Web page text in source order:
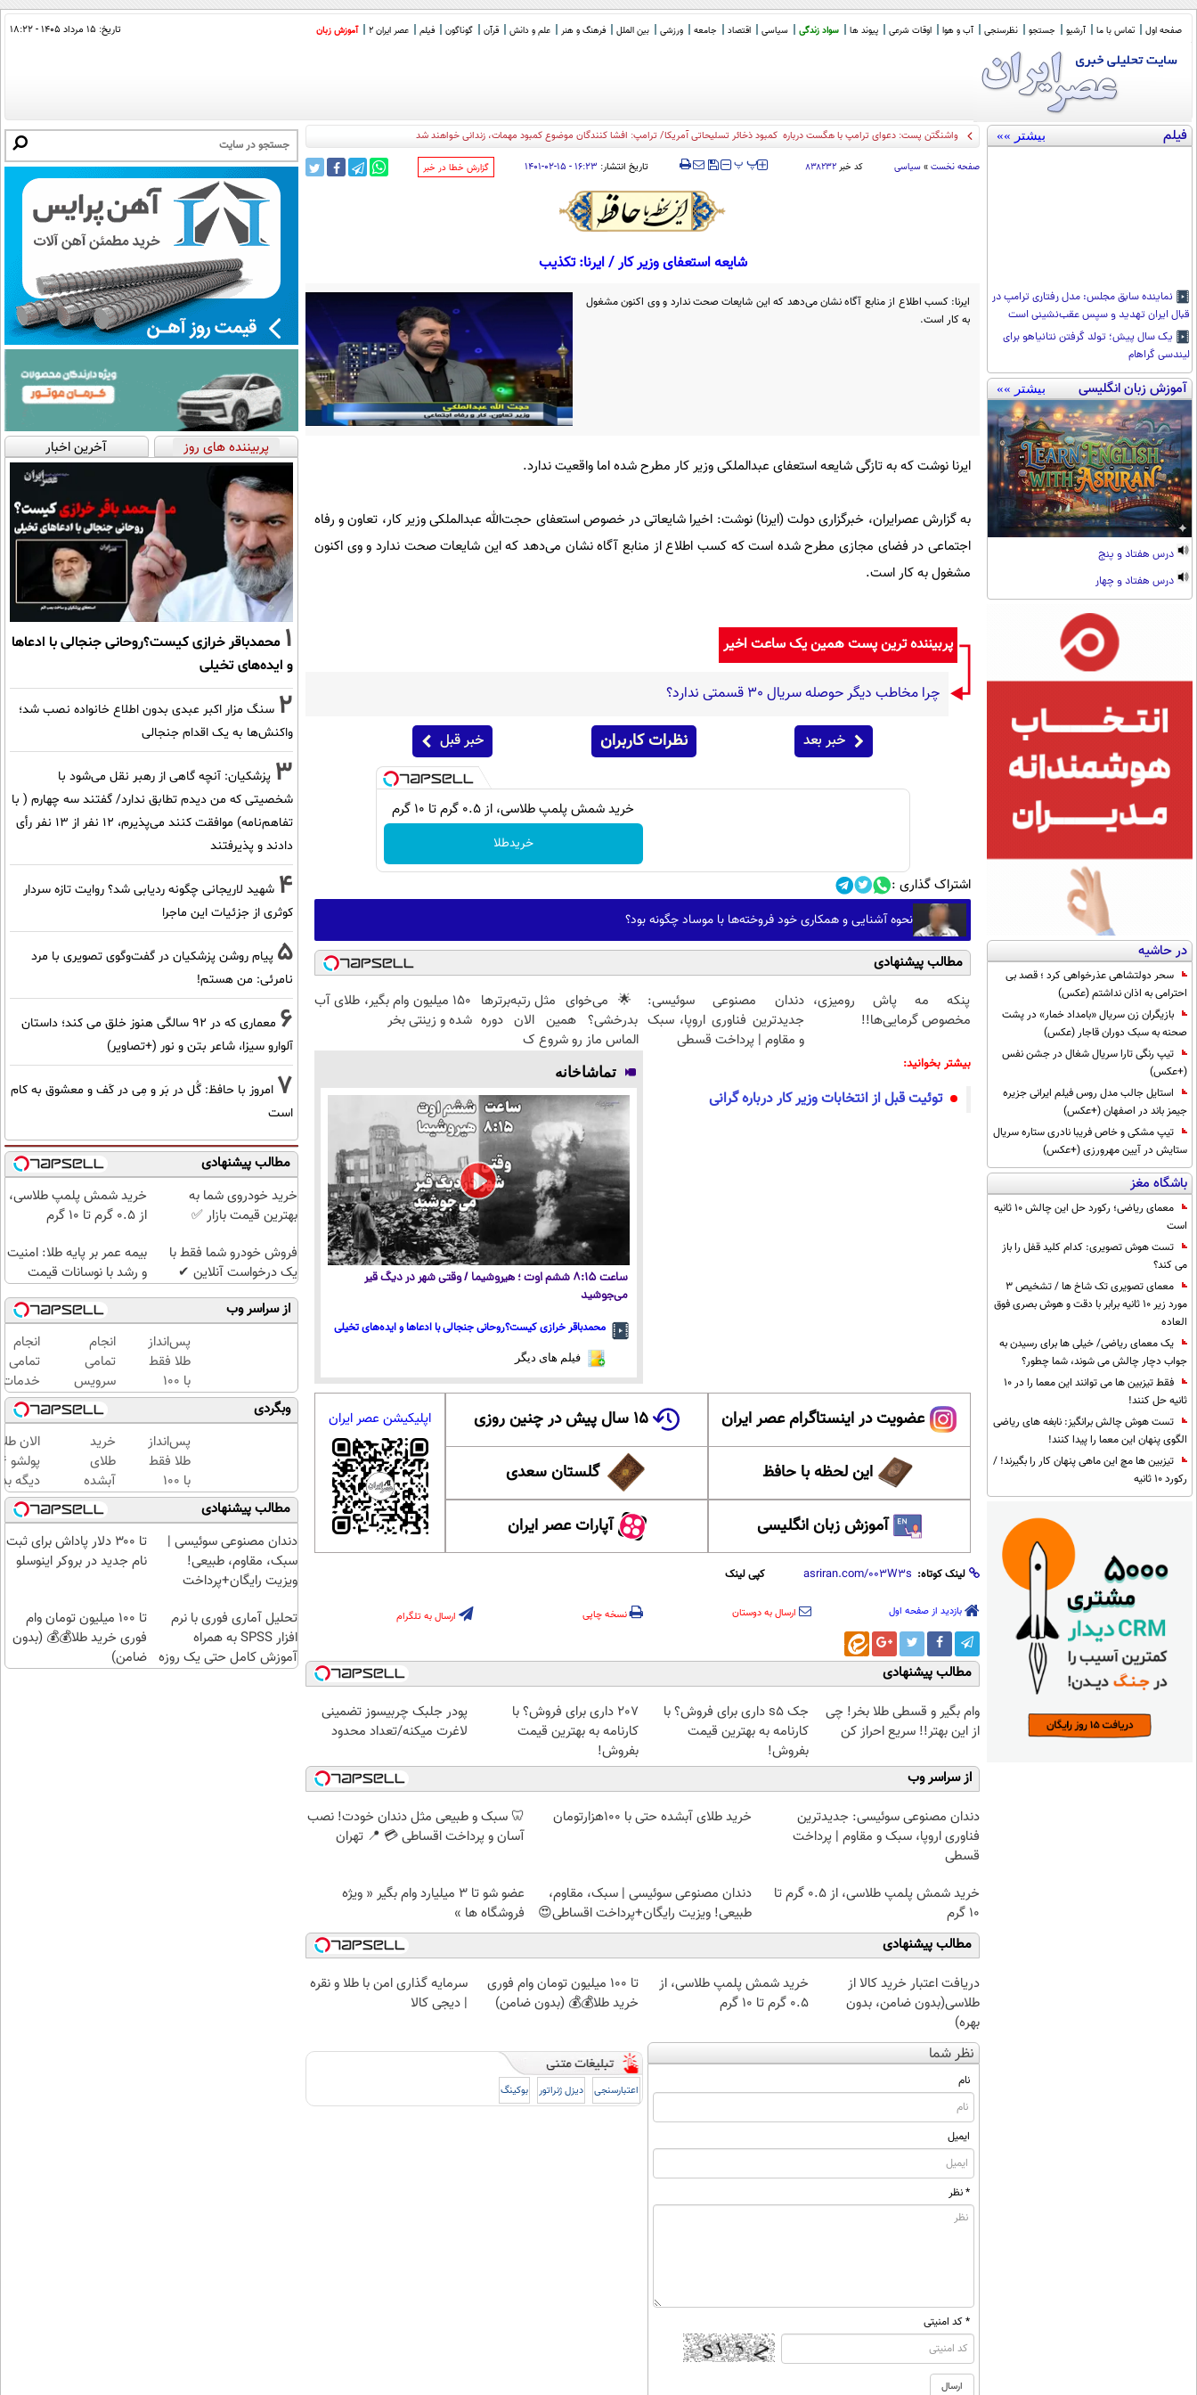
صفحه اول تماس با ما آرشیو جستجو نظرسنجی آب و هوا اوقات شرعی پیوند ها سواد زندگی سیاسی اقتصاد جامعه ورزشی بین الملل فرهنگ و هنر علم و دانش قرآن گوناگون فیلم عصر ایران 2 آموزش زبان تاریخ: ۱۵ مرداد ۱۴۰۵ - ۱۸:۲۲
فیلم بیشتر »»
نماینده سابق مجلس: مدل رفتاری ترامپ در
قبال ایران تهدید و سپس عقب‌نشینی است
یک سال پیش؛ تولد گرفتن نتانیاهو برای
لیندسی گراهام
آموزش زبان انگلیسی بیشتر »»
درس هفتاد و پنج
درس هفتاد و چهار
در حاشیه
سحر دولتشاهی عذرخواهی کرد ؛ قصد بی
احترامی به اذان نداشتم (عکس)
بازیگران زن سریال «بامداد خمار» در پشت
صحنه به سبک دوران قاجار (عکس)
تیپ رنگی تارا سریال شغال در جشن نفس
(+عکس)
استایل جالب مدل روس فیلم ایرانی جزیره
جیمز باند در اصفهان (+عکس)
تیپ مشکی و خاص فریبا نادری ستاره سریال
ستایش در آیین مهرورزی (+عکس)
باشگاه مغز
معمای ریاضی؛ رکورد حل این چالش 10 ثانیه
است
تست هوش تصویری: کدام کلید قفل را باز
می کند؟
معمای تصویری تک شاخ ها / تشخیص 3
مورد زیر 10 ثانیه برابر با دقت و هوش بصری فوق
العاده
یک معمای ریاضی/ خیلی ها برای رسیدن به
جواب دچار چالش می شوند، شما چطور؟
فقط تیزبین ها می توانند این معما را در 10
ثانیه حل کنند!
تست هوش چالش برانگیز: نابغه های ریاضی
الگوی پنهان این معما را پیدا کنند!
تیزبین ها مچ این ماهی پنهان کار را بگیرند! /
رکورد 10 ثانیه
واشنگتن پست: دعوای ترامپ با هگست درباره کمبود ذخائر تسلیحاتی آمریکا/ ترامپ: افشا کنندگان موضوع کمبود مهمات، زندانی خواهند شد
صفحه نخست » سیاسی کد خبر۸۳۸۲۳۲ ‍‍‍ پپ تاریخ انتشار: ۱۶:۲۳ - ۱۵-۰۲-۱۴۰۱ ‌گزارش خطا در خبر
شایعه استعفای وزیر کار / ایرنا: تکذیب
ایرنا: کسب اطلاع از منابع آگاه نشان می‌دهد که این شایعات صحت ندارد و وی اکنون مشغول
به کار است.
ایرنا نوشت که به تازگی شایعه استعفای عبدالملکی وزیر کار مطرح شده اما واقعیت ندارد.
به گزارش عصرایران، خبرگزاری دولت (ایرنا) نوشت: اخیرا شایعاتی در خصوص استعفای حجت‌الله عبدالملکی وزیر کار، تعاون و رفاه
اجتماعی در فضای مجازی مطرح شده است که کسب اطلاع از منابع آگاه نشان می‌دهد که این شایعات صحت ندارد و وی اکنون
مشغول به کار است.
پربیننده ترین پست همین یک ساعت اخیر
چرا مخاطب دیگر حوصله سریال 30 قسمتی ندارد؟
خبر بعد نظرات کاربران خبر قبل
خرید شمش پلمپ طلاسی، از ۰.۵ گرم تا ۱۰ گرم
خریدطلا
اشتراک گذاری :
نحوه آشنایی و همکاری خود فروخته‌ها با موساد چگونه بود؟
مطالب پیشنهادی
پنکه مه پاش رومیزی،
مخصوص گرمایی‌ها!!
دندان مصنوعی سوئیسی:
جدیدترین فناوری اروپا، سبک
و مقاوم | پرداخت قسطی
🌟 می‌خوای مثل رتبه‌برترها
بدرخشی؟ همین الان دوره
الماس ماز رو شروع ک
150 میلیون وام بگیر، طلای آب
شده و زینتی بخر
بیشتر بخوانید:
توئیت قبل از انتخابات وزیر کار درباره گرانی
تماشاخانه
ساعت ۸:۱۵ ششم اوت ؛ هیروشیما / وقتی شهر در دیگ قیر
می‌جوشید
محمدباقر خرازی کیست؟روحانی جنجالی با ادعاها و ایده‌های تخیلی
فیلم های دیگر
عضویت در اینستاگرام عصر ایران ۱۵ سال پیش در چنین روزی
این لحظه با حافظ گلستان سعدی
آموزش زبان انگلیسی آپارات عصر ایران
اپلیکیشن عصر ایران
لینک کوتاه: کپی لینک
بازدید از صفحه اول ارسال به دوستان نسخه چاپی ارسال به تلگرام
مطالب پیشنهادی
وام بگیر و قسطی طلا بخر! چی
از این بهتر!! سریع احراز کن
جک s5 داری برای فروش؟ با
کارنامه به بهترین قیمت
بفروش!
207 داری برای فروش؟ با
کارنامه به بهترین قیمت
بفروش!
پودر جلبک چربیسوز تضمینی
لاغرت میکنه/تعداد محدود
از سراسر وب
دندان مصنوعی سوئیسی: جدیدترین
فناوری اروپا، سبک و مقاوم | پرداخت
قسطی
خرید طلای آبشده حتی با ۱۰۰هزارتومان
🦷 سبک و طبیعی مثل دندان خودت! نصب
آسان و پرداخت اقساطی 💳 📍 تهران
خرید شمش پلمپ طلاسی، از ۰.۵ گرم تا
۱۰ گرم
دندان مصنوعی سوئیسی | سبک، مقاوم،
طبیعی! ویزیت رایگان+پرداخت اقساطی😍
عضو شو تا 3 میلیارد وام بگیر « ویژه
فروشگاه ها »
مطالب پیشنهادی
دریافت اعتبار خرید کالا از
طلاسی(بدون ضامن، بدون
بهره)
خرید شمش پلمپ طلاسی، از
۰.۵ گرم تا ۱۰ گرم
تا 100 میلیون تومان وام فوری
خرید طلا💰💰 (بدون ضامن)
سرمایه گذاری امن با طلا و نقره
| دیجی کالا
نظر شما
نام
ایمیل
* نظر
* کد امنیتی
اعتبارسنجی دیزل ژنراتور بوکینگ
پربیننده های روز آخرین اخبار
1 محمدباقر خرازی کیست؟روحانی جنجالی با ادعاها
و ایده‌های تخیلی
2 سنگ مزار اکبر عبدی بدون اطلاع خانواده نصب شد؛
واکنش‌ها به یک اقدام جنجالی
3 پزشکیان‌: آنچه گاهی از رهبر نقل می‌شود با
شخصیتی که من دیدم تطابق ندارد/ گفتند سه چهارم ( با
تفاهم‌نامه) موافقت کنند می‌پذیرم، 12 نفر از 13 نفر رأی
دادند و پذیرفتند
4 شهید لاریجانی چگونه ردیابی شد؟ روایت تازه سردار
کوثری از جزئیات این ماجرا
5 پیام روشن پزشکیان در گفت‌و‌گوی تصویری با مرد
نامرئی: من هستم!
6
معماری که در 92 سالگی هنوز خلق می کند؛ داستان
آلوارو سیزا، شاعر بتن و نور (+تصاویر)
7 امروز با حافظ: گُل در بَر و مِی در کَف و معشوق به کام
است
مطالب پیشنهادی
خرید خودروی شما به
بهترین قیمت بازار ✅
خرید شمش پلمپ طلاسی،
از ۰.۵ گرم تا ۱۰ گرم
فروش خودرو شما فقط با
یک درخواست آنلاین ✔
بیمه عمر بر پایه طلا: امنیت
و رشد با نوسانات قیمت
از سراسر وب
پس‌انداز
طلا فقط
با ۱۰۰
هزارتومان
(امن و
راحت)
انجام
تمامی
سرویس
های
ماشین
درمحل
انجام
تمامی
خدمات
در محل
با یدک
دات
وبگردی
پس‌انداز
طلا فقط
با ۱۰۰
هزارتومان
(امن و
راحت)
خرید
طلای
آبشده
حتی با
۱۰۰هزارتومان
الان
دیگه
طلا با
بی‌بهره
مطالب پیشنهادی
دندان مصنوعی سوئیسی |
سبک، مقاوم، طبیعی!
ویزیت رایگان+پرداخت
تا ۳۰۰ دلار پاداش برای ثبت
نام جدید در بروکر اینوسلو
تحلیل آماری فوری با نرم
افزار SPSS به همراه
آموزش کامل حتی یک روزه
تا 100 میلیون تومان وام
فوری خرید طلا💰💰 (بدون
ضامن)